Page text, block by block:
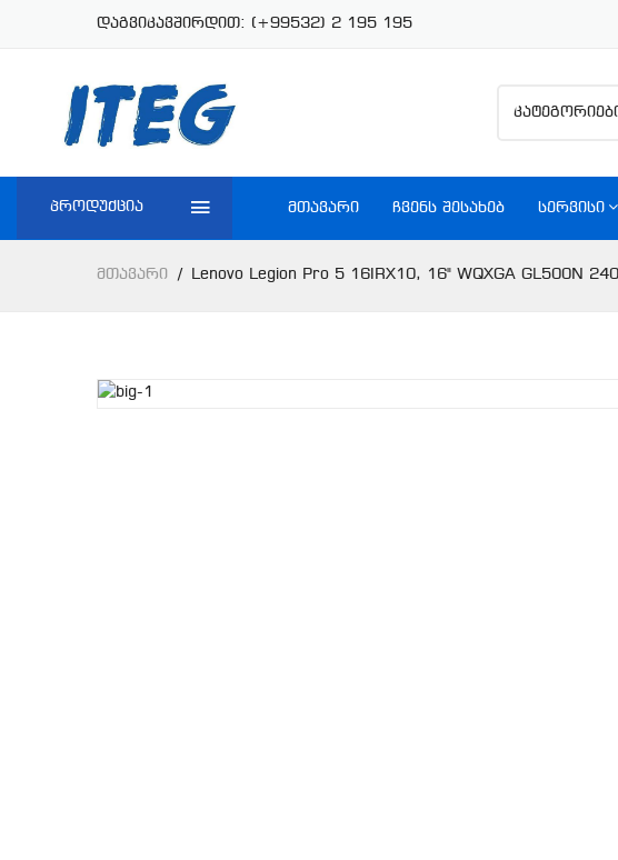
დაგვიკავშირდით: (+99532) 2 195 195
პროდუქცია ᲛᲗᲐᲕᲐᲠᲘ ᲩᲕᲔᲜᲡ ᲨᲔᲡᲐᲮᲔᲑ ᲡᲔᲠᲕᲘᲡᲘ
Მთავარი Lenovo Legion Pro 5 16IRX10, 16" WQXGA GL500N